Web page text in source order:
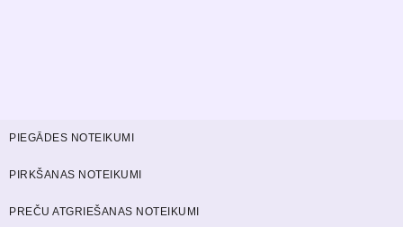
PREČU ATGRIEŠANAS NOTEIKUMI
PIRKŠANAS NOTEIKUMI
PIEGĀDES NOTEIKUMI